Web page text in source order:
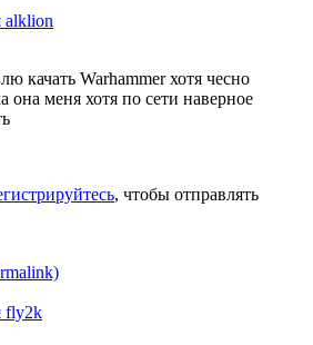
качать Warhammer хотя чесно
она меня хотя по сети наверное
, чтобы отправлять